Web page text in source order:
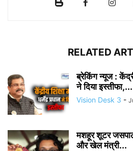
RELATED
ब्रेकिंग न्यूज :
ने दिया इस्तीफा,...
Vision Desk 3 -
मशहूर शूटर जसपाल
और खेल मंत्री...